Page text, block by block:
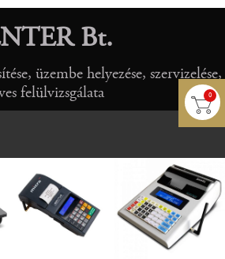
0
Bt.
üzembe helyezése, szervizelése,
felülvizsgálata